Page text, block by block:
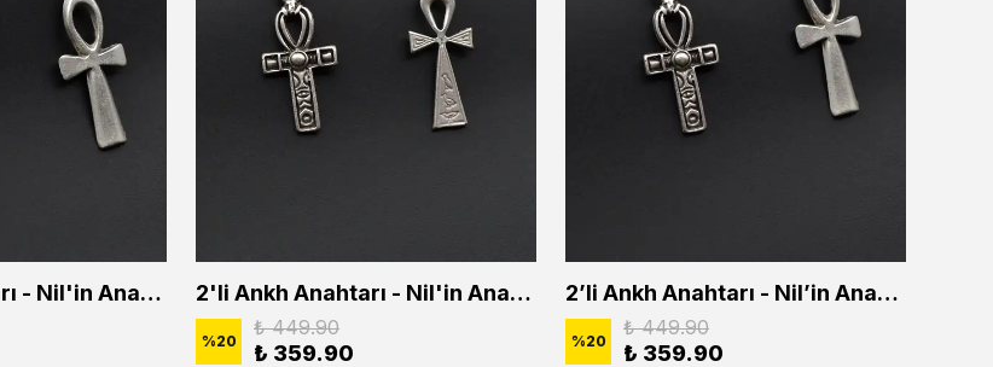
2'li Ankh Anahtarı - Nil'in Anahtarı - Kuru Kafa Erkek Kadın Kolye Seti 2'li Ankh Anahtarı - Nil'in Anahtarı Erkek Kadın Kolye Seti
%20
₺ 449.90
₺ 359.90
2’li Ankh Anahtarı - Nil’in Anahtarı Erkek Kadın Kolye Seti
%20
₺ 449.90
₺ 359.90